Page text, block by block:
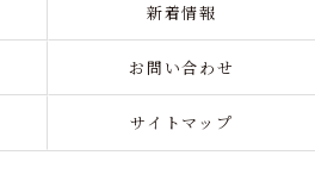
新着情報
お問い合わせ
サイトマップ